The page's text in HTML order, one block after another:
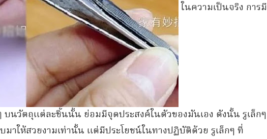
ในความเป็นจริง การมี
บนวัตถุแต่ละชิ้นนั้น ย่อมมีจุดประสงค์ในตัวของมันเอง ดังนั้น รูเล็กๆ
มาให้สวยงามเท่านั้น แต่มีประโยชน์ในทางปฏิบัติด้วย รูเล็กๆ ที่